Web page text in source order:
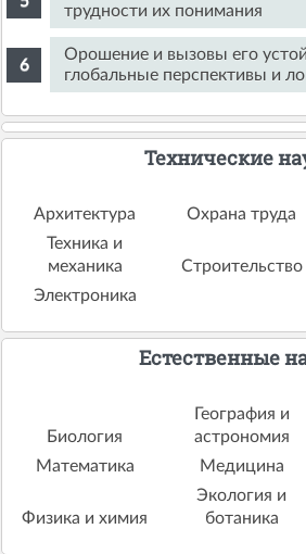
трудности их понимания
Орошение и вызовы его
глобальные перспективы и
Технические
Архитектура
Охрана труда
Техника и
механика
Строительство
Электроника
Естественные
Биология
География и
астрономия
Математика
Медицина
Физика и химия
Экология и
ботаника